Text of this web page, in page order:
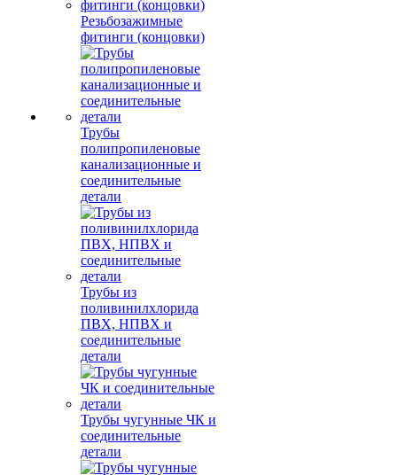
Резьбозажимные
фитинги (концовки)
Трубы
полипропиленовые
канализационные и
соединительные
детали
Трубы из
поливинилхлорида
ПВХ, НПВХ и
соединительные
детали
Трубы чугунные ЧК и
соединительные
детали